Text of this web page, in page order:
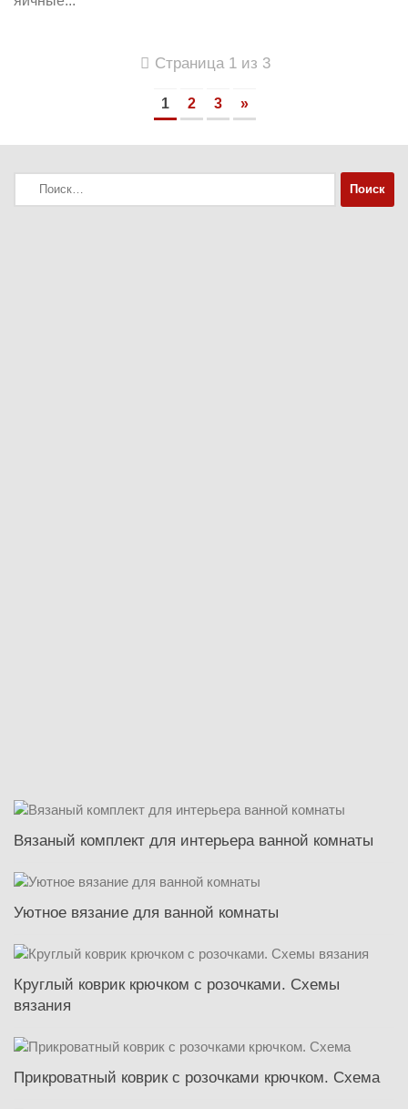
Страница 1 из 3
1 2 3 »
Найти:
Вязаный комплект для интерьера ванной комнаты
Уютное вязание для ванной комнаты
Круглый коврик крючком с розочками. Схемы
вязания
Прикроватный коврик с розочками крючком. Схема